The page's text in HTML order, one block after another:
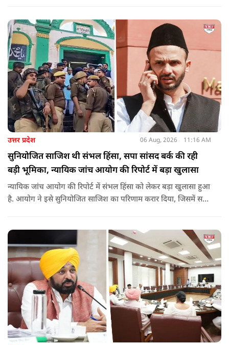
अहिल्या बाई होल्कर आदि की मूर्तियों पर छाजन, पार्क, बाउंड्रीवाल के
लिए हमने 407 करोड़ रुपये का प्रावधान किया है. यह बजट पास न हो,
इसके लिए समाजवादी पार्टी ने सदन की कार्यवाही को बाधित किया और
लगातार व्यवधान पैदा करने का प्रयास किया.
उत्तर प्रदेश 06 Aug, 2026 11:16 AM
सुनियोजित साजिश थी संभल हिंसा, सपा सांसद बर्क की रही
बड़ी भूमिका, न्यायिक जांच आयोग की रिपोर्ट में बड़ा खुलासा
न्यायिक जांच आयोग की रिपोर्ट में संभल हिंसा को लेकर बड़ा खुलासा हुआ
है. आयोग ने इसे सुनियोजित साजिश का परिणाम करार दिया, जिसमें सपा